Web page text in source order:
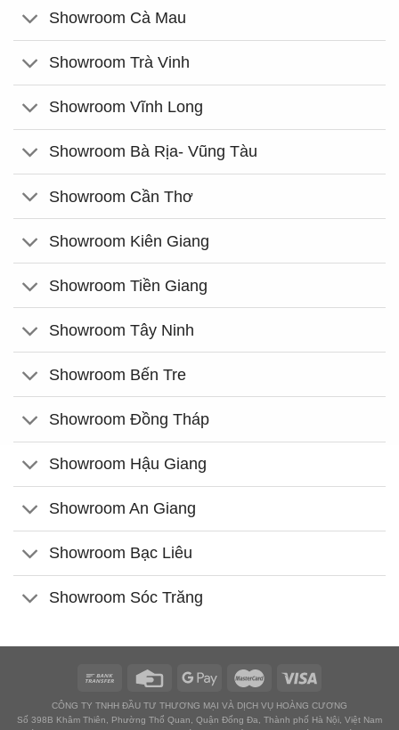
Showroom Cà Mau
Showroom Trà Vinh
Showroom Vĩnh Long
Showroom Bà Rịa- Vũng Tàu
Showroom Cần Thơ
Showroom Kiên Giang
Showroom Tiền Giang
Showroom Tây Ninh
Showroom Bến Tre
Showroom Đồng Tháp
Showroom Hậu Giang
Showroom An Giang
Showroom Bạc Liêu
Showroom Sóc Trăng
CÔNG TY TNHH ĐẦU TƯ THƯƠNG MẠI VÀ DỊCH VỤ HOÀNG CƯƠNG
Số 398B Khâm Thiên, Phường Thổ Quan, Quận Đống Đa, Thành phố Hà Nội, Việt Nam